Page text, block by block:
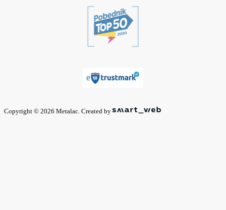
Copyright © 2026 Metalac. Created by